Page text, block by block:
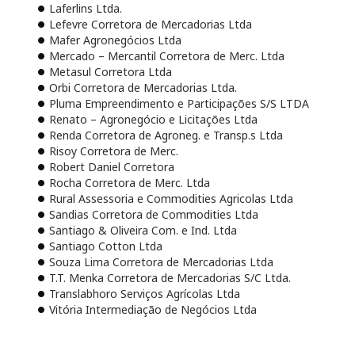
Laferlins Ltda.
Lefevre Corretora de Mercadorias Ltda
Mafer Agronegócios Ltda
Mercado – Mercantil Corretora de Merc. Ltda
Metasul Corretora Ltda
Orbi Corretora de Mercadorias Ltda.
Pluma Empreendimento e Participações S/S LTDA
Renato – Agronegócio e Licitações Ltda
Renda Corretora de Agroneg. e Transp.s Ltda
Risoy Corretora de Merc.
Robert Daniel Corretora
Rocha Corretora de Merc. Ltda
Rural Assessoria e Commodities Agricolas Ltda
Sandias Corretora de Commodities Ltda
Santiago & Oliveira Com. e Ind. Ltda
Santiago Cotton Ltda
Souza Lima Corretora de Mercadorias Ltda
T.T. Menka Corretora de Mercadorias S/C Ltda.
Translabhoro Serviços Agrícolas Ltda
Vitória Intermediação de Negócios Ltda